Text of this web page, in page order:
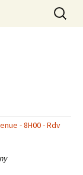
- 8H00 - Rdv